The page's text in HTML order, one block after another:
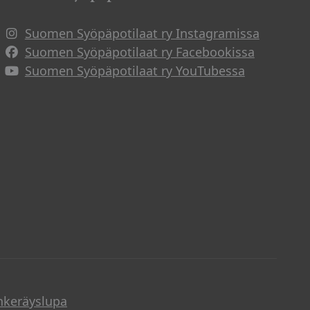
Suomen Syöpäpotilaat ry Instagramissa
Suomen Syöpäpotilaat ry Facebookissa
Suomen Syöpäpotilaat ry YouTubessa